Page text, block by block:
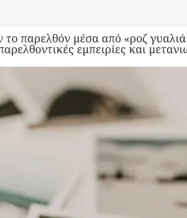
παρελθόν μέσα από «ροζ
εμπειρίες και